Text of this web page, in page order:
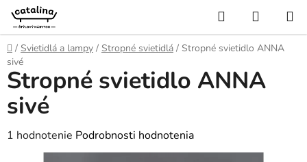
Prejsť
obsah
Hľadať
KOŠÍK
Domov
/ Svietidlá a lampy / Stropné svietidlá / Stropné svietidlo ANNA
sivé
Stropné svietidlo ANNA
sivé
Priemerné
hodnotenie
1 hodnotenie Podrobnosti hodnotenia